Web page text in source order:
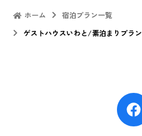
ホーム
宿泊プラン一覧
ゲストハウスいわと/素泊まりプラン